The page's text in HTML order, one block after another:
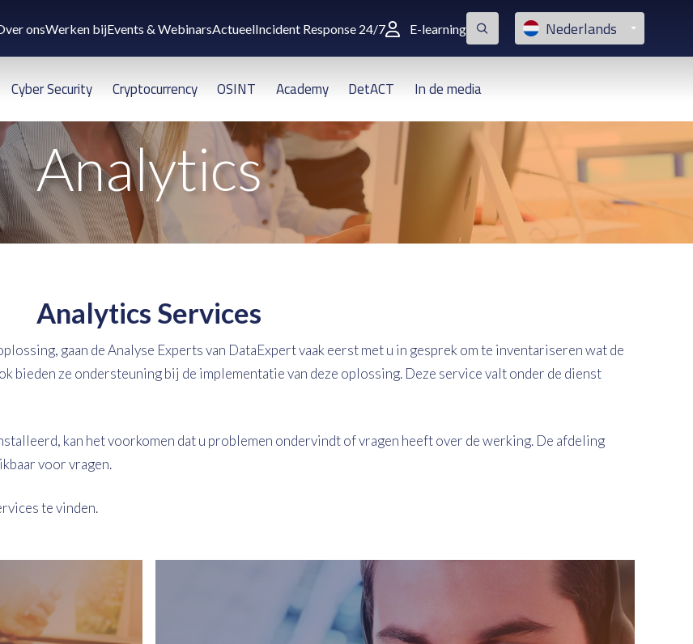
onsWerken bijEvents & WebinarsActueelIncident Response 24/7 E-learning Nederlands
Cyber Security Cryptocurrency OSINT Academy DetACT In de media
Analytics
Analytics Services
gaan de Analyse Experts van DataExpert vaak eerst met u in gesprek om te inventariseren wat de
bieden ze ondersteuning bij de implementatie van deze oplossing. Deze service valt onder de dienst
kan het voorkomen dat u problemen ondervindt of vragen heeft over de werking. De afdeling
voor vragen.
te vinden.